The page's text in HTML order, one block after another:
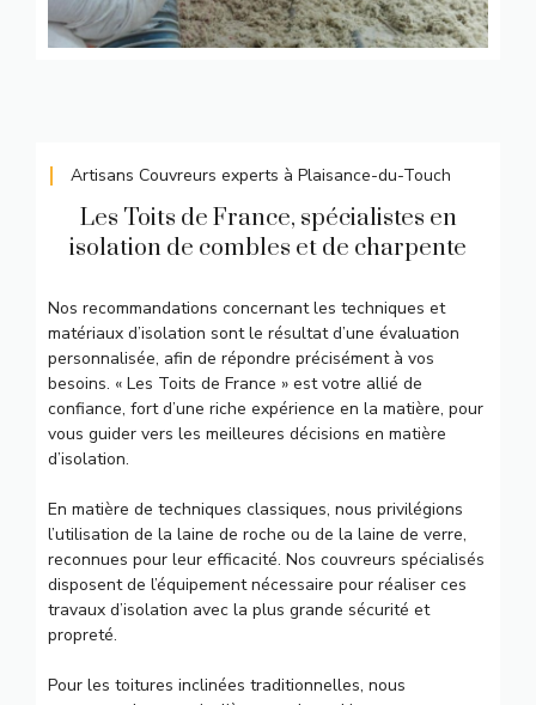
Artisans Couvreurs experts à Plaisance-du-Touch
Les Toits de France, spécialistes en
isolation de combles et de charpente
Nos recommandations concernant les techniques et
matériaux d’isolation sont le résultat d’une évaluation
personnalisée, afin de répondre précisément à vos
besoins. « Les Toits de France » est votre allié de
confiance, fort d’une riche expérience en la matière, pour
vous guider vers les meilleures décisions en matière
d’isolation.
En matière de techniques classiques, nous privilégions
l’utilisation de la laine de roche ou de la laine de verre,
reconnues pour leur efficacité. Nos couvreurs spécialisés
disposent de l’équipement nécessaire pour réaliser ces
travaux d’isolation avec la plus grande sécurité et
propreté.
Pour les toitures inclinées traditionnelles, nous